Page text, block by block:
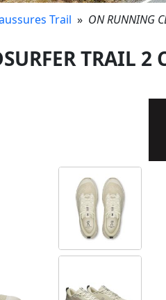
Trail » ON RUNNING
TRAIL 2